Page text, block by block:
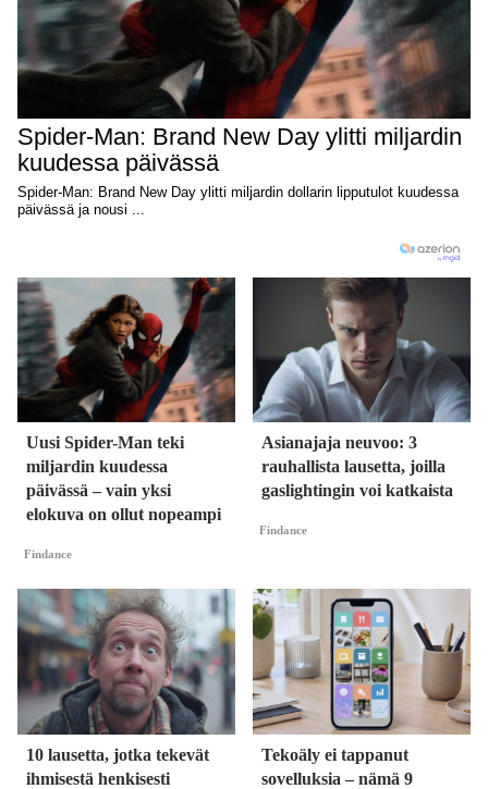
Uusi Spider-Man teki
miljardin kuudessa
päivässä – vain yksi
elokuva on ollut nopeampi
Findance
Asianajaja neuvoo: 3
rauhallista lausetta, joilla
gaslightingin voi katkaista
Findance
10 lausetta, jotka tekevät
ihmisestä henkisesti
Tekoäly ei tappanut
sovelluksia – nämä 9